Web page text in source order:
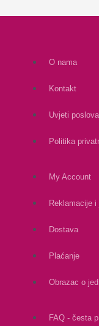
O nama
Kontakt
Uvjeti
Politika
My Account
Reklamacije
Dostava
Plaćanje
Obrazac o
FAQ - česta